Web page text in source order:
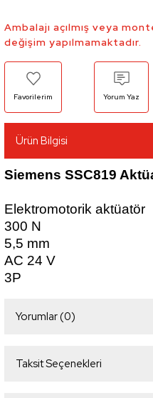
Ambalajı açılmış veya
değişim yapılmamaktadır.
Yorum Yaz
Ürün Bilgisi
Siemens SSC819
Elektromotorik aktüatör
300 N
5,5 mm
AC 24 V
3P
Yorumlar (0)
Taksit Seçenekleri